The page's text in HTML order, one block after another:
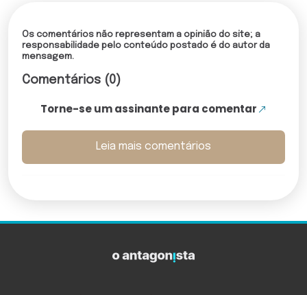
Os comentários não representam a opinião do site; a
responsabilidade pelo conteúdo postado é do autor da
mensagem.
Comentários (0)
Torne-se um assinante para comentar
Leia mais comentários